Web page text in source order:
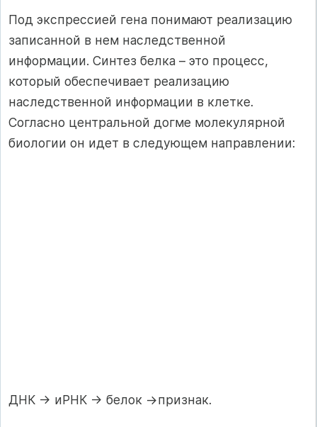
Под экспрессией гена понимают реализацию
записанной в нем наследственной
информации. Синтез белка – это процесс,
который обеспечивает реализацию
наследственной информации в клетке.
Согласно центральной догме молекулярной
биологии он идет в следующем направлении:
ДНК → иРНК → белок →признак.